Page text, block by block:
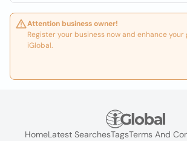
Attention business owner!
Register your business now and enhance
iGlobal.
HomeLatest SearchesTagsTerms And